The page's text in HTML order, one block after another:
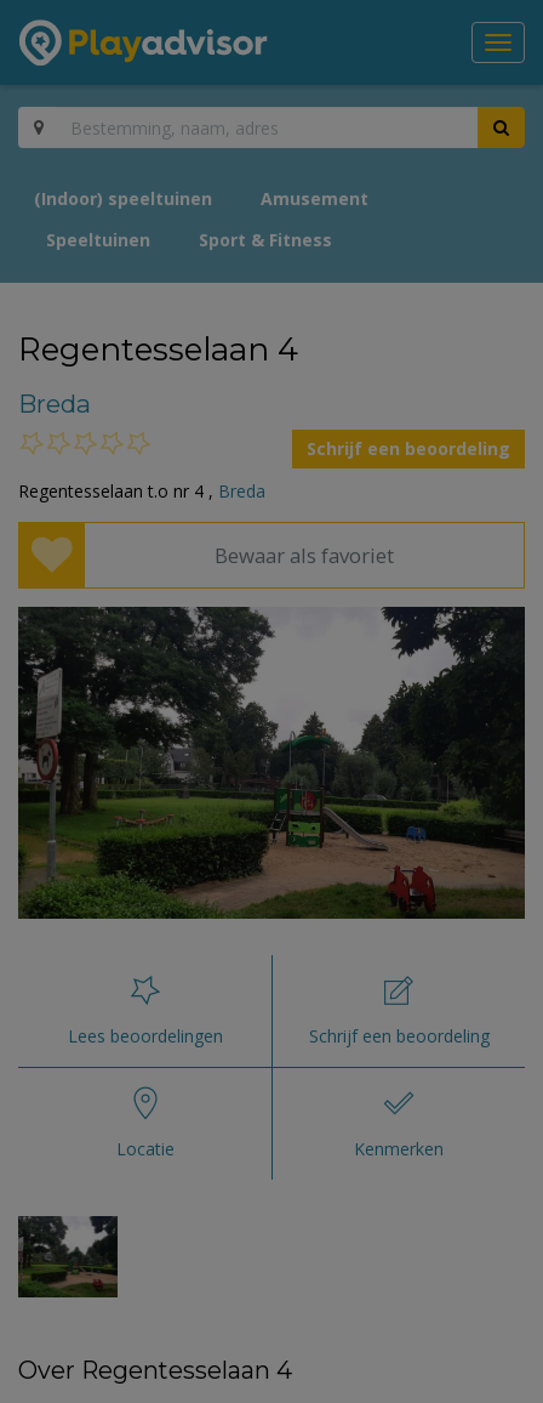
(Indoor) speeltuinen
Amusement
Speeltuinen
Sport & Fitness
Regentesselaan 4
Breda
Schrijf een beoordeling
Regentesselaan t.o nr 4 , Breda
Bewaar als favoriet
Lees beoordelingen Schrijf een beoordeling
Locatie Kenmerken
Over Regentesselaan 4